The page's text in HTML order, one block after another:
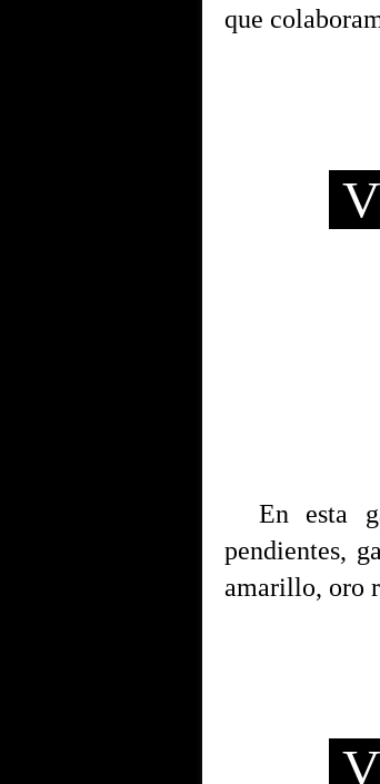
que
En esta
pendientes,
amarillo, oro